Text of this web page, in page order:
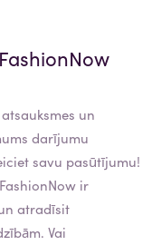
atsauksmes un
darījumu
savu pasūtījumu!
ir
atradīsit
Vai